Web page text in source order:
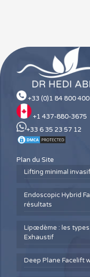
+33 (0)1 84 800 400
+1 437-880-3675
+33 6 35 23 57 12
Plan du Site
Lifting minimal
Endoscopic Hybrid
résultats
Lipœdème : les
Exhaustif
Deep Plane Facelift